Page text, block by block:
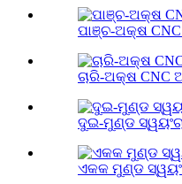
ପାଞ୍ଚ-ଅକ୍ଷ
ଚାରି-ଅକ୍ଷ
ଦୁଇ-ମୁଣ୍ଡ
ଏକକ ମୁଣ୍ଡ